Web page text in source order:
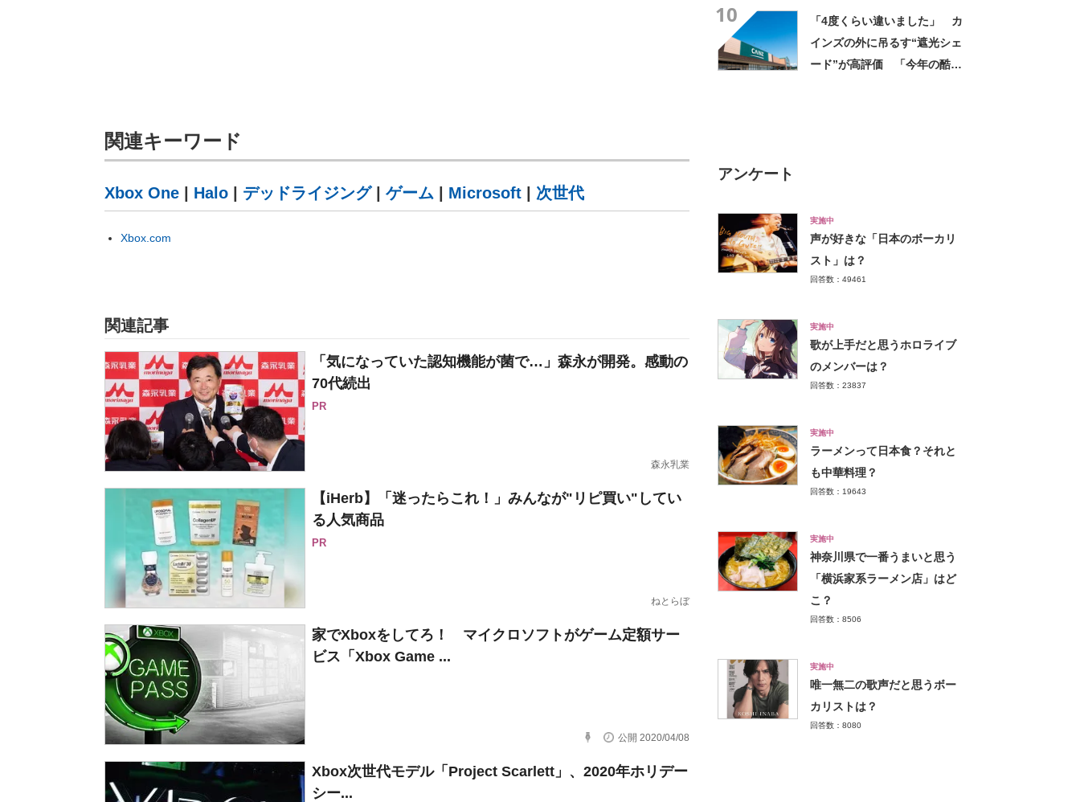
関連キーワード
Xbox One Halo デッドライジング| ゲーム Microsoft 次世代
Xbox.com
関連記事
「気になっていた認知機能が菌で…」森永が開発。感動の
70代続出
PR
森永乳業
【iHerb】「迷ったらこれ！」みんなが"リピ買い"してい
る人気商品
PR
ねとらぼ
家でXboxをしてろ！ マイクロソフトがゲーム定額サー
ビス「Xbox Game ...
公開 2020/04/08
Xbox次世代モデル「Project Scarlett」、2020年ホリデー
シー...
10
「4度くらい違いました」 カ
インズの外に吊るす“遮光シェ
ード”が高評価 「今年の酷暑
アンケート
実施中
声が好きな「日本のボーカリ
スト」は？
回答数：49461
実施中
歌が上手だと思うホロライブ
のメンバーは？
回答数：23837
実施中
ラーメンって日本食？それと
も中華料理？
回答数：19643
実施中
神奈川県で一番うまいと思う
「横浜家系ラーメン店」はど
こ？
回答数：8506
実施中
唯一無二の歌声だと思うボー
カリストは？
回答数：8080